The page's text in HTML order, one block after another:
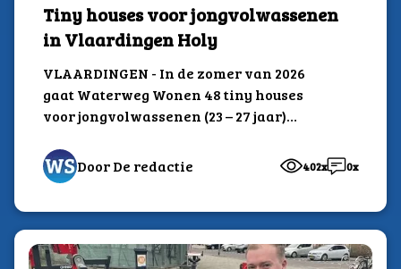
Tiny houses voor jongvolwassenen
in Vlaardingen Holy
VLAARDINGEN - In de zomer van 2026
gaat Waterweg Wonen 48 tiny houses
voor jongvolwassenen (23 – 27 jaar)
Door De redactie
402x 0x